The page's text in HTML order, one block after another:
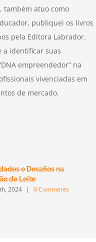
também atuo como
publiquei os livros
pela Editora Labrador.
a identificar suas
empreendedor” na
vivenciadas em
de mercado.
e Desafios na
de Leite
2024 | 0 Comments